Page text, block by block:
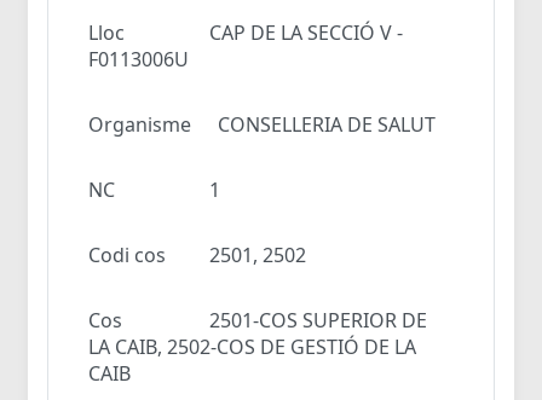
Lloc
CAP DE LA SECCIÓ V -
F0113006U
Organisme CONSELLERIA DE SALUT
NC 1
Codi cos 2501, 2502
Cos
2501-COS SUPERIOR DE
LA CAIB, 2502-COS DE GESTIÓ DE LA
CAIB